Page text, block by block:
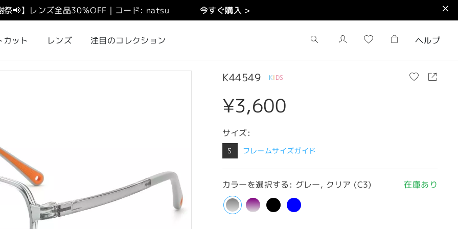
祭📢】 レンズ全品30％OFF｜コード: natsu 今すぐ購入 >
カット レンズ 注目のコレクション ヘルプ
K44549 KIDS
¥3,600
サイズ:
S フレームサイズガイド
カラーを選択する: グレー, クリア (C3) 在庫あり